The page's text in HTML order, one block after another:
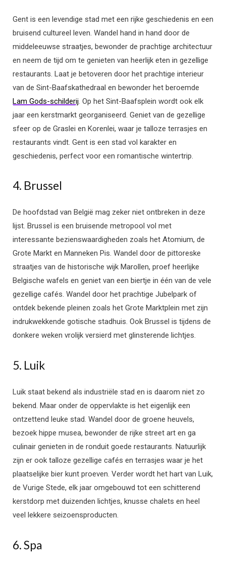
Gent is een levendige stad met een rijke geschiedenis en een
bruisend cultureel leven. Wandel hand in hand door de
middeleeuwse straatjes, bewonder de prachtige architectuur
en neem de tijd om te genieten van heerlijk eten in gezellige
restaurants. Laat je betoveren door het prachtige interieur
van de Sint-Baafskathedraal en bewonder het beroemde
Lam Gods-schilderij. Op het Sint-Baafsplein wordt ook elk
jaar een kerstmarkt georganiseerd. Geniet van de gezellige
sfeer op de Graslei en Korenlei, waar je talloze terrasjes en
restaurants vindt. Gent is een stad vol karakter en
geschiedenis, perfect voor een romantische wintertrip.
4. Brussel
De hoofdstad van België mag zeker niet ontbreken in deze
lijst. Brussel is een bruisende metropool vol met
interessante bezienswaardigheden zoals het Atomium, de
Grote Markt en Manneken Pis. Wandel door de pittoreske
straatjes van de historische wijk Marollen, proef heerlijke
Belgische wafels en geniet van een biertje in één van de vele
gezellige cafés. Wandel door het prachtige Jubelpark of
ontdek bekende pleinen zoals het Grote Marktplein met zijn
indrukwekkende gotische stadhuis. Ook Brussel is tijdens de
donkere weken vrolijk versierd met glinsterende lichtjes.
5. Luik
Luik staat bekend als industriële stad en is daarom niet zo
bekend. Maar onder de oppervlakte is het eigenlijk een
ontzettend leuke stad. Wandel door de groene heuvels,
bezoek hippe musea, bewonder de rijke street art en ga
culinair genieten in de ronduit goede restaurants. Natuurlijk
zijn er ook talloze gezellige cafés en terrasjes waar je het
plaatselijke bier kunt proeven. Verder wordt het hart van Luik,
de Vurige Stede, elk jaar omgebouwd tot een schitterend
kerstdorp met duizenden lichtjes, knusse chalets en heel
veel lekkere seizoensproducten.
6. Spa